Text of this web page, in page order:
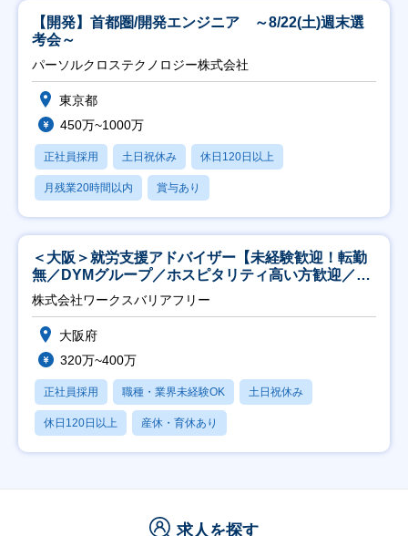
【開発】首都圏/開発エンジニア ～8/22(土)週末選
考会～
パーソルクロステクノロジー株式会社
東京都
450万~1000万
正社員採用 土日祝休み 休日120日以上
月残業20時間以内 賞与あり
＜大阪＞就労支援アドバイザー【未経験歓迎！転勤
無／DYMグループ／ホスピタリティ高い方歓迎／土
日祝】
株式会社ワークスバリアフリー
大阪府
320万~400万
正社員採用 職種・業界未経験OK 土日祝休み
休日120日以上 産休・育休あり
求人を探す